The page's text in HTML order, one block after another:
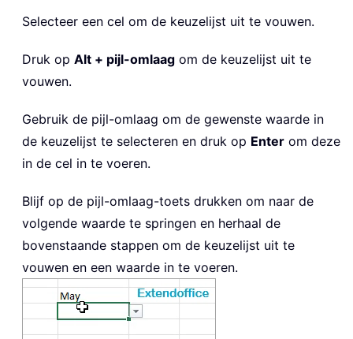
Selecteer een cel om de keuzelijst uit te vouwen.
Druk op Alt + pijl-omlaag om de keuzelijst uit te
vouwen.
Gebruik de pijl-omlaag om de gewenste waarde in
de keuzelijst te selecteren en druk op Enter om deze
in de cel in te voeren.
Blijf op de pijl-omlaag-toets drukken om naar de
volgende waarde te springen en herhaal de
bovenstaande stappen om de keuzelijst uit te
vouwen en een waarde in te voeren.